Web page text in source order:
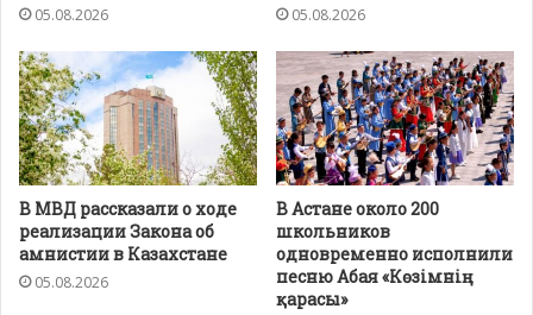
05.08.2026 05.08.2026
В МВД рассказали о ходе
реализации Закона об
амнистии в Казахстане
05.08.2026
В Астане около 200
школьников
одновременно исполнили
песню Абая «Көзімнің
қарасы»